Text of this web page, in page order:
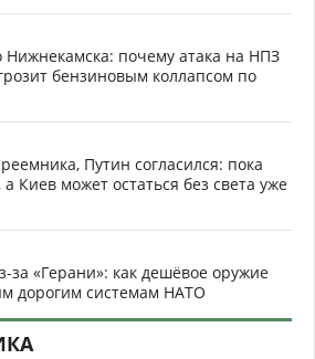
почему атака на НПЗ
бензиновым коллапсом по
Путин согласился: пока
Киев может остаться без света уже
за «Герани»: как дешёвое оружие
дорогим системам НАТО